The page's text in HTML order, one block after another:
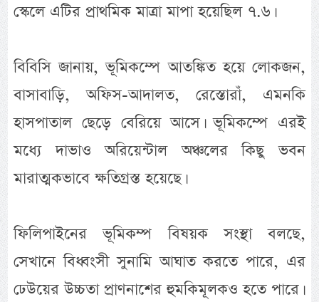
স্কেলে এটির প্রাথমিক মাত্রা মাপা হয়েছিল ৭.৬।
বিবিসি জানায়, ভূমিকম্পে আতঙ্কিত হয়ে লোকজন,
বাসাবাড়ি, অফিস-আদালত, রেস্তোরাঁ, এমনকি
হাসপাতাল ছেড়ে বেরিয়ে আসে। ভূমিকম্পে এরই
মধ্যে দাভাও অরিয়েন্টাল অঞ্চলের কিছু ভবন
মারাত্মকভাবে ক্ষতিগ্রস্ত হয়েছে।
ফিলিপাইনের ভূমিকম্প বিষয়ক সংস্থা বলছে,
সেখানে বিধ্বংসী সুনামি আঘাত করতে পারে, এর
ঢেউয়ের উচ্চতা প্রাণনাশের হুমকিমূলকও হতে পারে।